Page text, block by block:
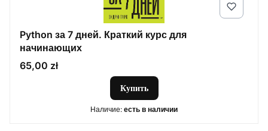
Python за 7 дней. Краткий курс для
начинающих
Цена
65,00 zł
Купить
Наличие: есть в наличии